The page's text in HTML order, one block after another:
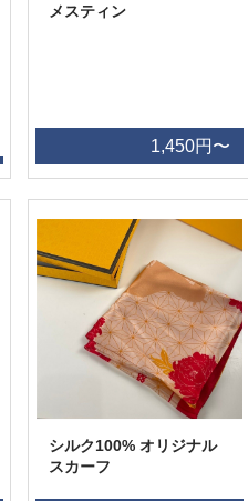
メスティン
1,450円〜
シルク100% オリジナル
スカーフ